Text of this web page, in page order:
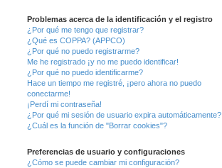
Problemas acerca de la identificación y el registro
¿Por qué me tengo que registrar?
¿Qué es COPPA? (APPCO)
¿Por qué no puedo registrarme?
Me he registrado ¡y no me puedo identificar!
¿Por qué no puedo identificarme?
Hace un tiempo me registré, ¡pero ahora no puedo
conectarme!
¡Perdí mi contraseña!
¿Por qué mi sesión de usuario expira automáticamente?
¿Cuál es la función de "Borrar cookies"?
Preferencias de usuario y configuraciones
¿Cómo se puede cambiar mi configuración?